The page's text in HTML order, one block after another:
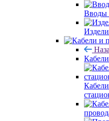
Вводы